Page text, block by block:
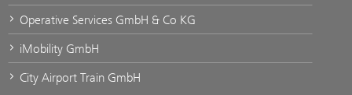
Operative Services GmbH & Co KG
iMobility GmbH
City Airport Train GmbH